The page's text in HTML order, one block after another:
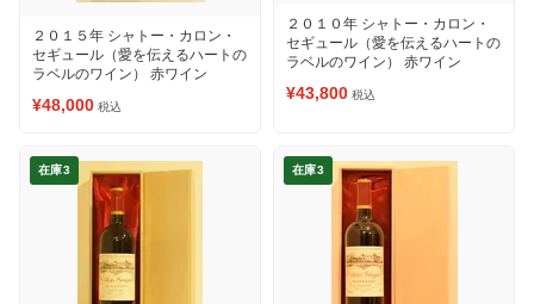
２０１５年 シャトー・カロン・
セギュール（愛を伝えるハートの
ラベルのワイン） 赤ワイン
¥48,000 税込
２０１０年 シャトー・カロン・
セギュール（愛を伝えるハートの
ラベルのワイン） 赤ワイン
¥43,800 税込
在庫3 在庫3